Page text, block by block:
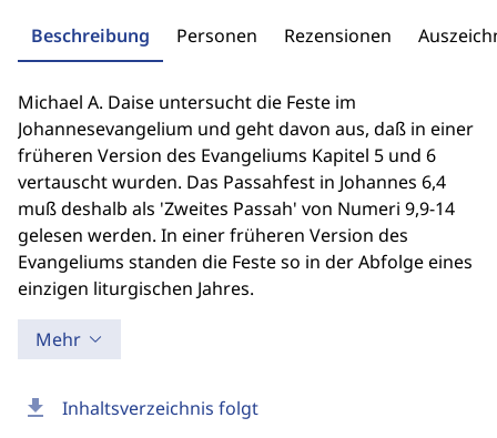
download Inhaltsverzeichnis folgt
Beschreibung Personen Rezensionen
Michael A. Daise untersucht die Feste im
Johannesevangelium und geht davon aus, daß in einer
früheren Version des Evangeliums Kapitel 5 und 6
vertauscht wurden. Das Passahfest in Johannes 6,4
muß deshalb als 'Zweites Passah' von Numeri 9,9-14
gelesen werden. In einer früheren Version des
Evangeliums standen die Feste so in der Abfolge eines
einzigen liturgischen Jahres.
Mehr